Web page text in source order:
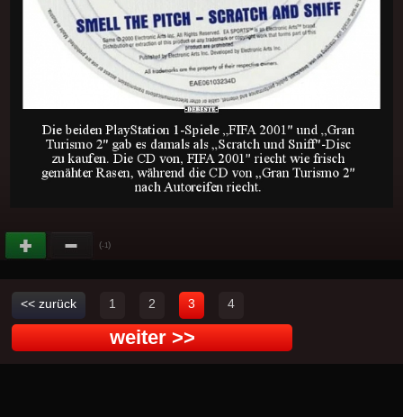
(-1)
<< zurück 1 2 3 4
weiter >>